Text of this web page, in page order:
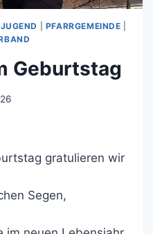
JUGEND PFARRGEMEINDE
Geburtstag
gratulieren wir
Segen,